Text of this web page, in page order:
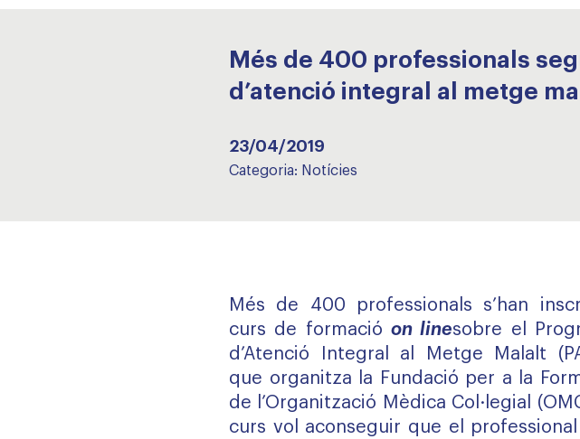
Més de 400 professionals
d’atenció integral al metge
23/04/2019
Categoria: Notícies
Més de 400 professionals s’han
curs de formació on linesobre el
d’Atenció Integral al Metge Malalt
que organitza la Fundació per a la
de l’Organització Mèdica Col·legial
curs vol aconseguir que el